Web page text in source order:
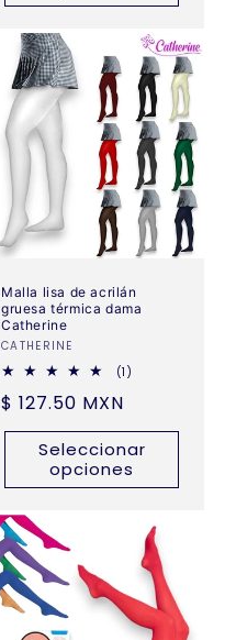
Malla lisa de acrilán
gruesa térmica dama
Catherine
Proveedor:
CATHERINE
(1)
Precio
habitual
$ 127.50 MXN
Seleccionar
opciones